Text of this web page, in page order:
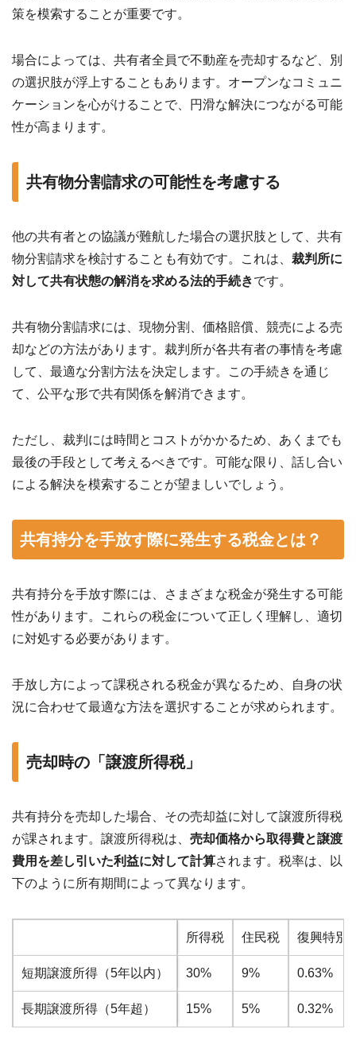
策を模索することが重要です。
場合によっては、共有者全員で不動産を売却するなど、別
の選択肢が浮上することもあります。オープンなコミュニ
ケーションを心がけることで、円滑な解決につながる可能
性が高まります。
共有物分割請求の可能性を考慮する
他の共有者との協議が難航した場合の選択肢として、共有
物分割請求を検討することも有効です。これは、 裁判所に
対して共有状態の解消を求める法的手続きです。
共有物分割請求には、現物分割、価格賠償、競売による売
却などの方法があります。裁判所が各共有者の事情を考慮
して、最適な分割方法を決定します。この手続きを通じ
て、公平な形で共有関係を解消できます。
ただし、裁判には時間とコストがかかるため、あくまでも
最後の手段として考えるべきです。可能な限り、話し合い
による解決を模索することが望ましいでしょう。
共有持分を手放す際に発生する税金とは？
共有持分を手放す際には、さまざまな税金が発生する可能
性があります。これらの税金について正しく理解し、適切
に対処する必要があります。
手放し方によって課税される税金が異なるため、自身の状
況に合わせて最適な方法を選択することが求められます。
売却時の「譲渡所得税」
共有持分を売却した場合、その売却益に対して譲渡所得税
が課されます。譲渡所得税は、 売却価格から取得費と譲渡
費用を差し引いた利益に対して計算されます。税率は、以
下のように所有期間によって異なります。
所得税 住民税 復興特別
短期譲渡所得（5年以内） 30% 9% 0.63%
長期譲渡所得（5年超） 15% 5% 0.32%